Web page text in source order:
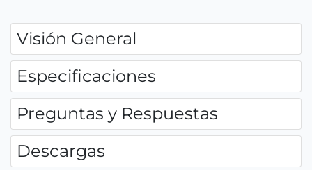
Visión General
Especificaciones
Preguntas y Respuestas
Descargas